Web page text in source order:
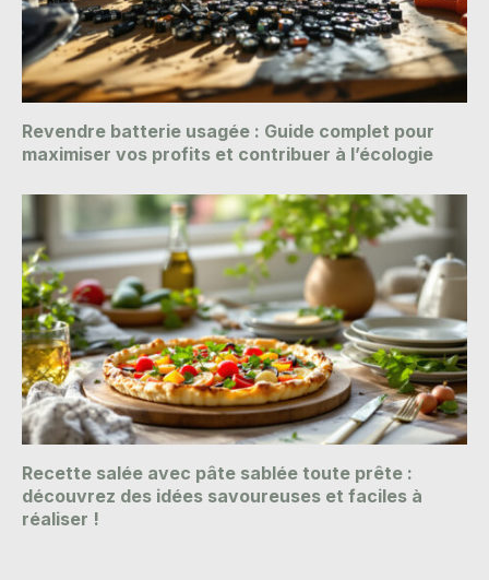
Revendre batterie usagée : Guide complet pour
maximiser vos profits et contribuer à l’écologie
Recette salée avec pâte sablée toute prête :
découvrez des idées savoureuses et faciles à
réaliser !